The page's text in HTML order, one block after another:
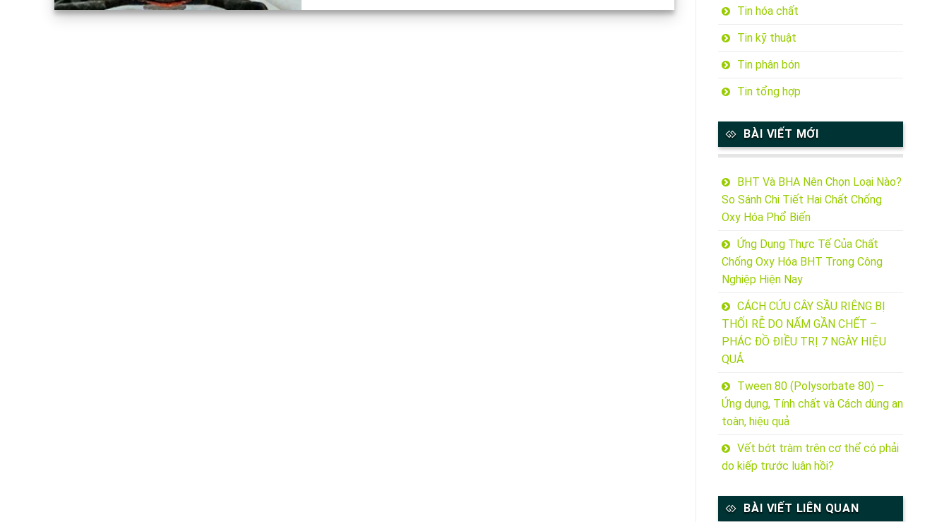
Tin hóa chất
Tin kỹ thuật
Tin phân bón
Tin tổng hợp
BÀI VIẾT MỚI
BHT Và BHA Nên Chọn Loại Nào?
So Sánh Chi Tiết Hai Chất Chống
Oxy Hóa Phổ Biến
Ứng Dụng Thực Tế Của Chất
Chống Oxy Hóa BHT Trong Công
Nghiệp Hiện Nay
CÁCH CỨU CÂY SẦU RIÊNG BỊ
THỐI RỄ DO NẤM GẦN CHẾT –
PHÁC ĐỒ ĐIỀU TRỊ 7 NGÀY HIỆU
QUẢ
Tween 80 (Polysorbate 80) –
Ứng dụng, Tính chất và Cách dùng an
toàn, hiệu quả
Vết bớt tràm trên cơ thể có phải
do kiếp trước luân hồi?
BÀI VIẾT LIÊN QUAN